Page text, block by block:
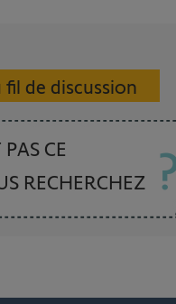
de discussion
CE
RECHERCHEZ